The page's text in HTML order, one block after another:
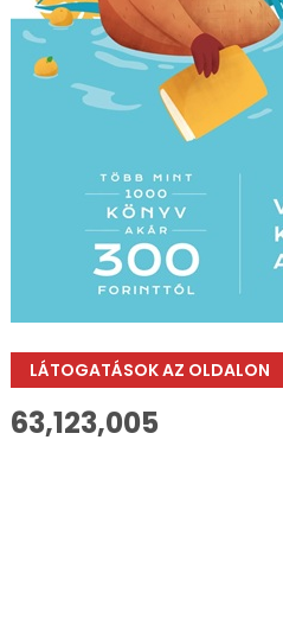
LÁTOGATÁSOK AZ OLDALON
63,123,005